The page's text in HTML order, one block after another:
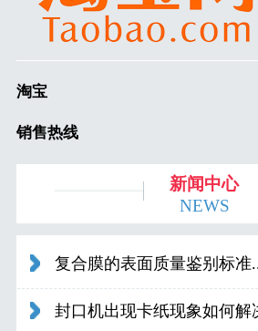
淘宝
销售热线
新闻中心
NEWS
复合膜的表面质量鉴别标准
封口机出现卡纸现象如何解